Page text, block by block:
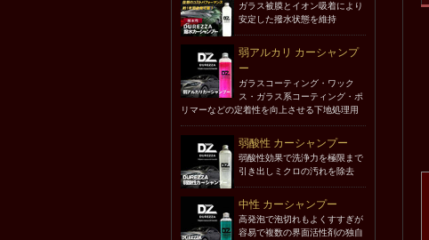
ガラス被膜とイオン吸着により
安定した撥水状態を維持
弱アルカリ カーシャンプ
ー
ガラスコーティング・ワック
ス・ガラス系コーティング・ポ
リマーなどの定着性を向上させる下地処理用
弱酸性 カーシャンプー
弱酸性効果で洗浄力を極限まで
引き出しミクロの汚れを除去
中性 カーシャンプー
高発泡で泡切れもよくすすぎが
容易で複数の界面活性剤の独自